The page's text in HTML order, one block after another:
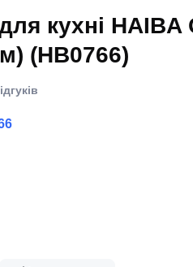
кухні HAIBA
(HB0766)